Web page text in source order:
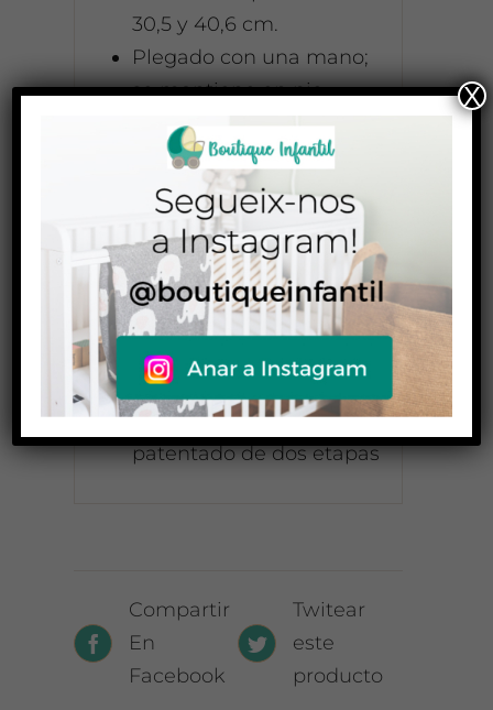
30,5 y 40,6 cm.
Plegado con una mano;
se mantiene en pie
cuando está plegado
Para recién nacidos,
compatible con el
capazo, MESA i-SIZE y
otras sillas para recién
nacido con la adición de
adaptadores
Arnés de cinco puntos
con soporte lumbar
Sistema de suspensión
patentado de dos etapas
Compartir
En
Facebook
Twitear
este
producto
X